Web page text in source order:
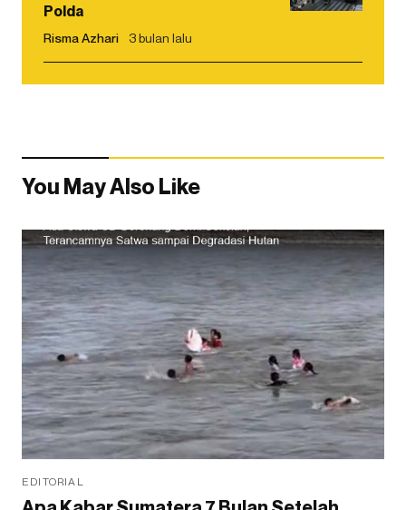
Polda
Risma Azhari 3 bulan lalu
You May Also Like
EDITORIAL